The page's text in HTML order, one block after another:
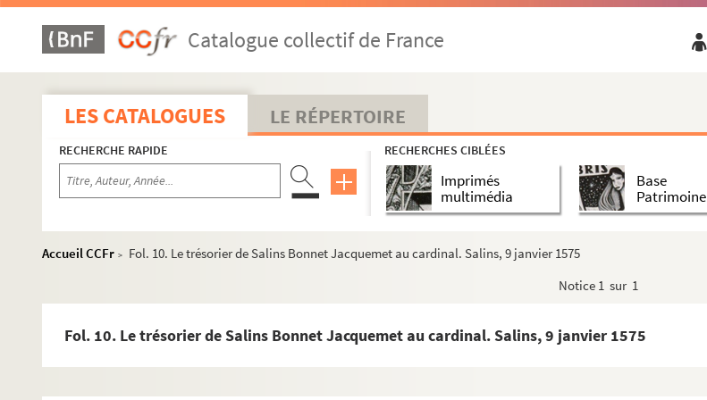
Catalogue collectif de France
LES CATALOGUES LE RÉPERTOIRE
RECHERCHE RAPIDE RECHERCHES CIBLÉES
Imprimés
multimédia
Base
Patrimoine
Accueil CCFr >
Fol. 10. Le trésorier de Salins Bonnet Jacquemet au cardinal. Salins, 9 janvier 1575
Notice 1 sur 1
Fol. 10. Le trésorier de Salins Bonnet Jacquemet au cardinal. Salins, 9 janvier 1575